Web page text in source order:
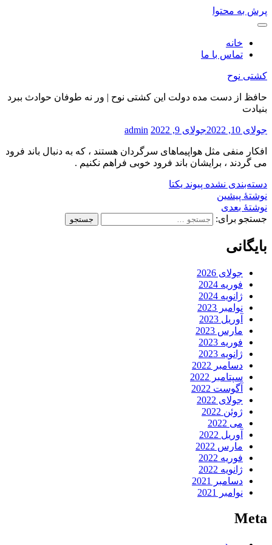
پرش به محتوا
خانه
تماس با ما
کشتی نوح
حافظ از دست مده دولت این کشتی نوح | ور نه طوفان حوادث ببرد
بنیادت
جولای 10, 2022 جولای 9, 2022 admin
افکار منفی مثل هواپیماهای سرگردان هستند ، که به دنبال باند فرود
می گردند ، برایشان باند فرود خوبی فراهم نکنیم .
دسته‌بندی نشده پیوند یکتا
نوشتهٔ پیشین
نوشتهٔ بعدی
جستجو برای:
بایگانی
جولای 2026
فوریه 2024
ژانویه 2024
نوامبر 2023
آوریل 2023
مارس 2023
فوریه 2023
ژانویه 2023
دسامبر 2022
سپتامبر 2022
آگوست 2022
جولای 2022
ژوئن 2022
می 2022
آوریل 2022
مارس 2022
فوریه 2022
ژانویه 2022
دسامبر 2021
نوامبر 2021
Meta